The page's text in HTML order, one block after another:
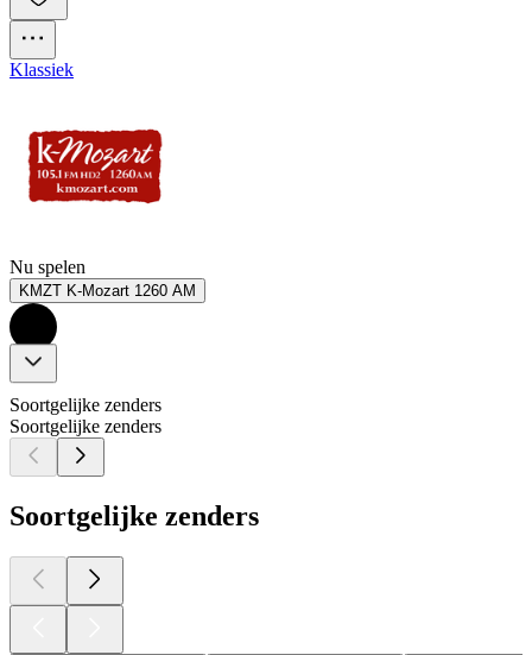
Klassiek
Nu spelen
KMZT K-Mozart 1260 AM
Soortgelijke zenders
Soortgelijke zenders
Soortgelijke zenders